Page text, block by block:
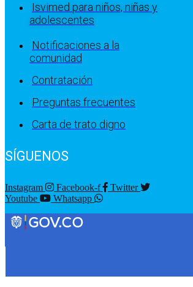
Isvimed para niños, niñas y
adolescentes
Notificaciones a la
comunidad
Contratación
Preguntas frecuentes
Carta de trato digno
SÍGUENOS
Instagram Facebook-f
Twitter
Youtube
Whatsapp